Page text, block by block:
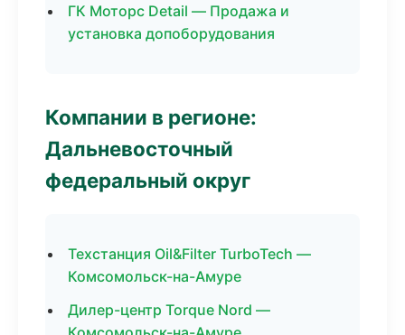
ГК Моторс Detail — Продажа и
установка допоборудования
Компании в регионе:
Дальневосточный
федеральный округ
Техстанция Oil&Filter TurboTech —
Комсомольск-на-Амуре
Дилер-центр Torque Nord —